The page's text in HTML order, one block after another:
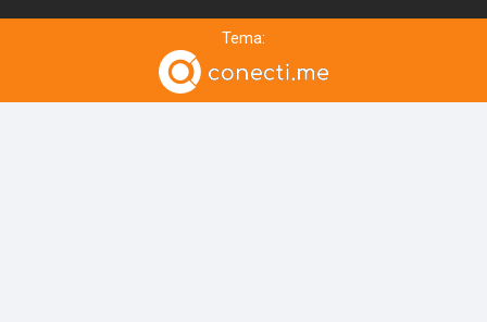
Tema: